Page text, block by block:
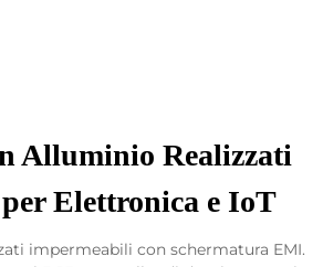
Alluminio Realizzati
Elettronica e IoT
impermeabili con schermatura EMI.